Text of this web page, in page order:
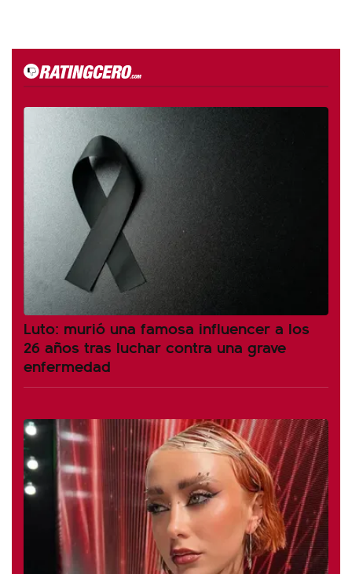
Luto: murió una famosa influencer a los
26 años tras luchar contra una grave
enfermedad